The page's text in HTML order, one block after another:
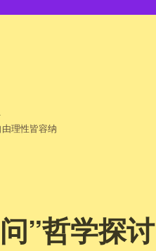
理性皆容纳
”哲学探讨